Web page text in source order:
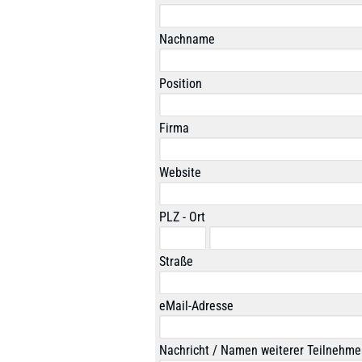
Nachname
Position
Firma
Website
PLZ - Ort
Straße
eMail-Adresse
Nachricht / Namen weiterer